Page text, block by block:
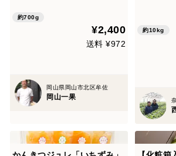
約700g
¥2,400
送料 ¥972
岡山県岡山市北区牟佐
岡山一果
約10kg